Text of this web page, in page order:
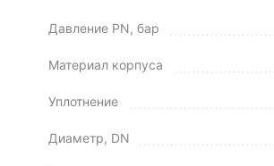
Давление PN, бар
Материал корпуса
Уплотнение
Диаметр, DN